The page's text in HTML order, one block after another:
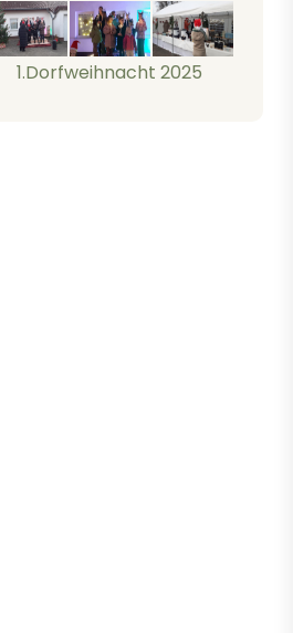
1.Dorfweihnacht 2025